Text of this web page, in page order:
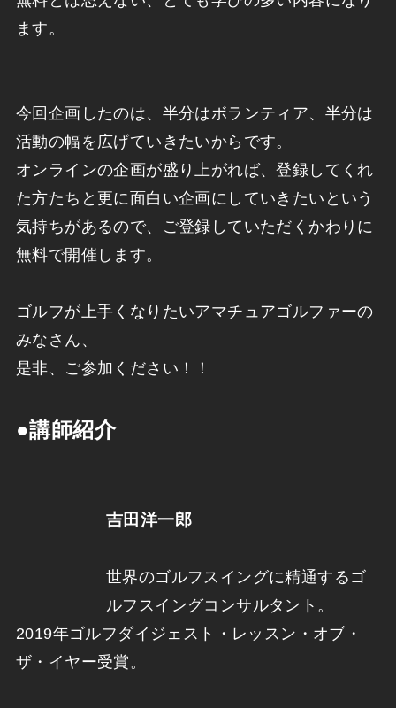
ます。
今回企画したのは、半分はボランティア、半分は
活動の幅を広げていきたいからです。
オンラインの企画が盛り上がれば、登録してくれ
た方たちと更に面白い企画にしていきたいという
気持ちがあるので、ご登録していただくかわりに
無料で開催します。
ゴルフが上手くなりたいアマチュアゴルファーの
みなさん、
是非、ご参加ください！！
●講師紹介
吉田洋一郎
世界のゴルフスイングに精通するゴ
ルフスイングコンサルタント。
2019年ゴルフダイジェスト・レッスン・オブ・
ザ・イヤー受賞。